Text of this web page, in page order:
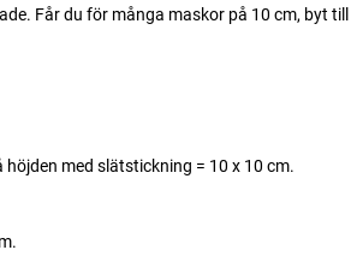
Får du för många maskor på 10 cm, byt
med slätstickning = 10 x 10 cm.